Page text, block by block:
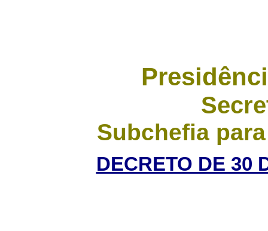
Subchefia
DECRETO DE 30